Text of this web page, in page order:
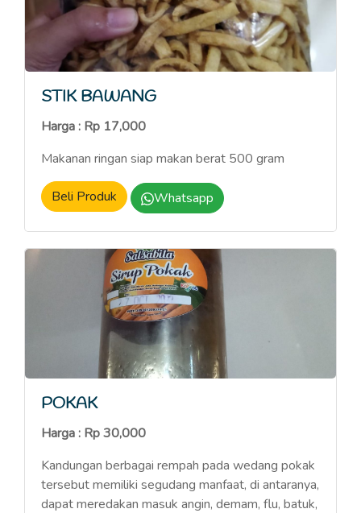
STIK BAWANG
Harga : Rp 17,000
Makanan ringan siap makan berat 500 gram
Beli Produk Whatsapp
POKAK
Harga : Rp 30,000
Kandungan berbagai rempah pada wedang pokak
tersebut memiliki segudang manfaat, di antaranya,
dapat meredakan masuk angin, demam, flu, batuk,